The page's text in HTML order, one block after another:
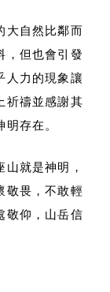
大自然比鄰而
，但也會引發
人力的現象讓
祈禱並感謝其
存在。
就是神明，
敬畏，不敢輕
敬仰，山岳信